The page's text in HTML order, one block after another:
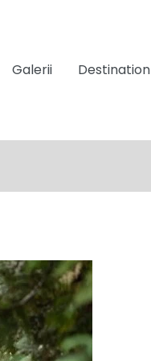
Galerii Destination